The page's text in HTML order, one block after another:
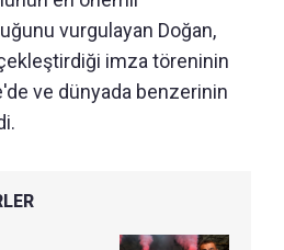
vurgulayan Doğan,
imza töreninin
ve dünyada benzerinin